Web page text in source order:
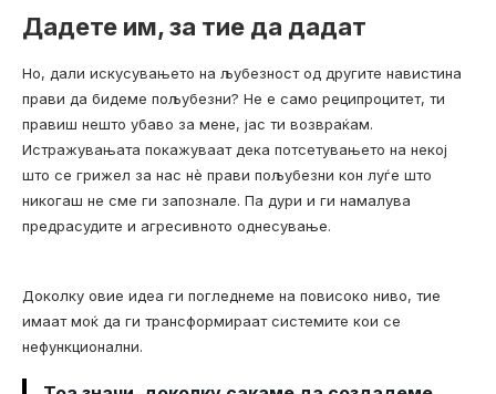
Дадете им, за тие да дадат
Но, дали искусувањето на љубезност од другите навистина
прави да бидеме пољубезни? Не е само реципроцитет, ти
правиш нешто убаво за мене, јас ти возвраќам.
Истражувањата покажуваат дека потсетувањето на некој
што се грижел за нас нè прави пољубезни кон луѓе што
никогаш не сме ги запознале. Па дури и ги намалува
предрасудите и агресивното однесување.
Доколку овие идеа ги погледнеме на повисоко ниво, тие
имаат моќ да ги трансформираат системите кои се
нефункционални.